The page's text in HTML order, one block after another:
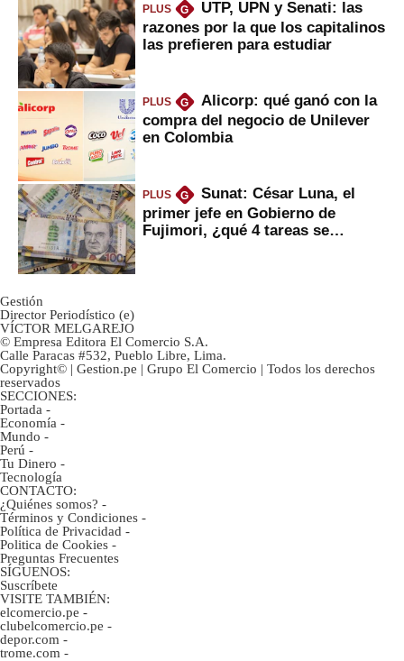
PLUS G
UTP, UPN y Senati: las
razones por la que los capitalinos
las prefieren para estudiar
PLUS G
Alicorp: qué ganó con la
compra del negocio de Unilever
en Colombia
PLUS G
Sunat: César Luna, el
primer jefe en Gobierno de
Fujimori, ¿qué 4 tareas se
Gestión
Director Periodístico (e)
VÍCTOR MELGAREJO
© Empresa Editora El Comercio S.A.
Calle Paracas #532, Pueblo Libre, Lima.
Copyright© | Gestion.pe | Grupo El Comercio | Todos los derechos
reservados
SECCIONES:
Portada -
Economía -
Mundo -
Perú -
Tu Dinero -
Tecnología
CONTACTO:
¿Quiénes somos? -
Términos y Condiciones -
Política de Privacidad -
Politica de Cookies -
Preguntas Frecuentes
SÍGUENOS:
Suscríbete
VISITE TAMBIÉN:
elcomercio.pe -
clubelcomercio.pe -
depor.com -
trome.com -